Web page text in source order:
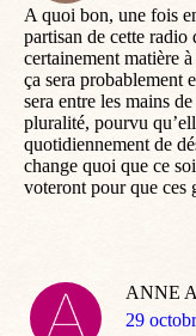
A quoi bon, une fois
partisan de cette
certainement matière
ça sera probablement
sera entre les mains
pluralité, pourvu
quotidiennement de
change quoi que ce
voteront pour que ces
ANNE
dit
29